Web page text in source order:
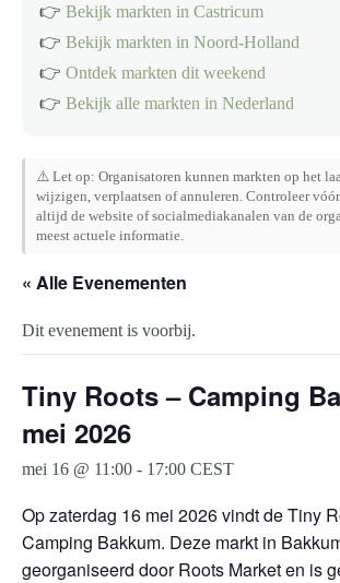
👉 Bekijk markten in Castricum
👉 Bekijk markten in Noord-Holland
👉 Ontdek markten dit weekend
👉 Bekijk alle markten in Nederland
⚠️ Let op: Organisatoren kunnen markten op het
wijzigen, verplaatsen of annuleren. Controleer
altijd de website of socialmediakanalen van de
meest actuele informatie.
« Alle Evenementen
Dit evenement is voorbij.
Tiny Roots – Camping
mei 2026
mei 16 @ 11:00 - 17:00 CEST
Op zaterdag 16 mei 2026 vindt de Tiny
Camping Bakkum. Deze markt in
georganiseerd door Roots Market en is